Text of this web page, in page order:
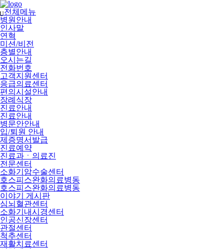
메
뉴
건
너
뛰
기
전체메뉴
병원안내
인사말
연혁
미션/비전
층별안내
오시는길
전화번호
고객지원센터
응급의료센터
편의시설안내
장례식장
진료안내
진료안내
병문안안내
입/퇴원 안내
제증명서발급
진료예약
진료과ㆍ의료진
전문센터
소화기암수술센터
호스피스완화의료병동
호스피스완화의료병동
이야기 게시판
심뇌혈관센터
소화기내시경센터
인공신장센터
관절센터
척추센터
재활치료센터